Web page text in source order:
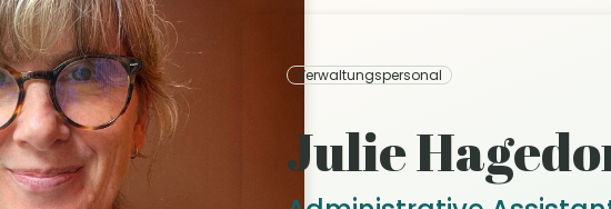
Verwaltungspersonal
Julie